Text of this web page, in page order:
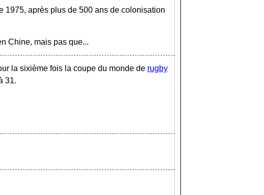
1975, après plus de 500 ans de colonisation
Chine, mais pas que...
la sixième fois la coupe du monde de rugby
31.